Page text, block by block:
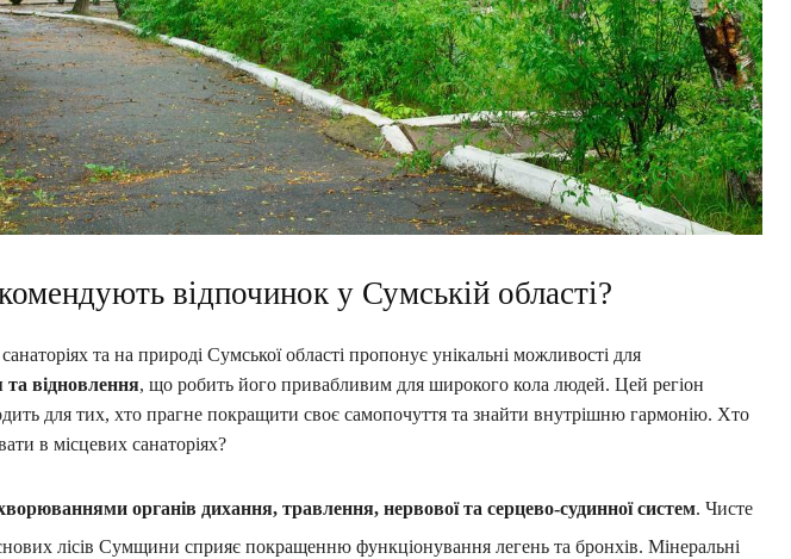
відпочинок у Сумській області?
та на природі Сумської області пропонує унікальні можливості для
та відновлення, що робить його привабливим для широкого кола людей. Цей регіон
для тих, хто прагне покращити своє самопочуття та знайти внутрішню гармонію. Хто
в місцевих санаторіях?
органів дихання, травлення, нервової та серцево-судинної систем. Чисте
лісів Сумщини сприяє покращенню функціонування легень та бронхів. Мінеральні